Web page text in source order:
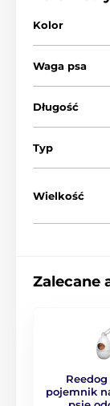
Cechy
Intuicyjna
3 tryby
Płynne
Super
Kolor
Waga psa
Długość
Typ
Wielkość
Zalecane
Reedog
pojemnik